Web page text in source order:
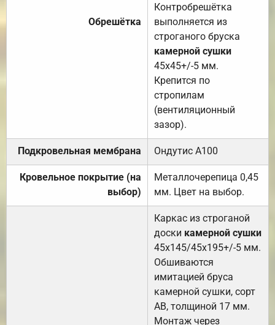
Обрешётка
Контробрешётка
выполняется из
строганого бруска
камерной сушки
45х45+/-5 мм.
Крепится по
стропилам
(вентиляционный
зазор).
Подкровельная мембрана Ондутис А100
Кровельное покрытие (на
выбор)
Металлочерепица 0,45
мм. Цвет на выбор.
Каркас из строганой
доски камерной сушки
45х145/45х195+/-5 мм.
Обшиваются
имитацией бруса
камерной сушки, сорт
АВ, толщиной 17 мм.
Монтаж через